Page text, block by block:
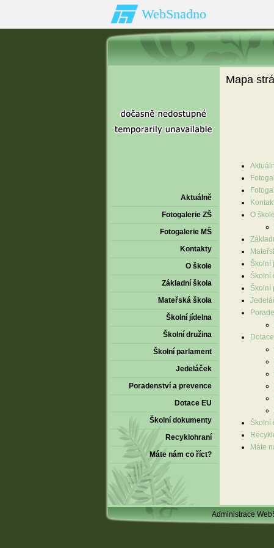
WebSnadno
Aktuálně
Fotogalerie ZŠ
Fotogalerie MŠ
Kontakty
O škole
Základní škola
Mateřská škola
Školní jídelna
Školní družina
Školní parlament
Jedeláček
Poradenství a prevence
Dotace EU
Školní dokumenty
Recyklohraní
Máte nám co říct?
Mapa
O škole
Školní
Školní
Školní
Školní
Máte
Administrace